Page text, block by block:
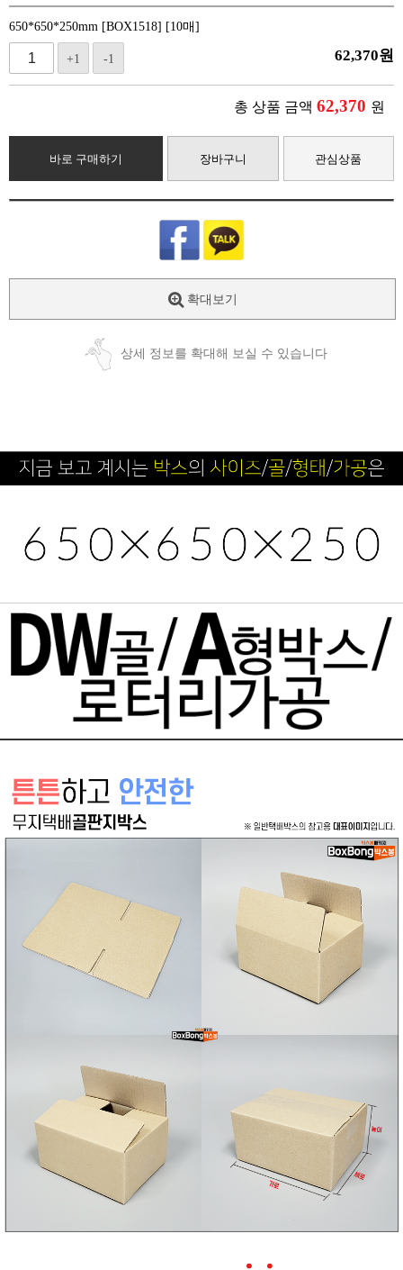
650*650*250mm [BOX1518] [10매]
+1 -1 62,370원
총 상품 금액 62,370 원
바로 구매하기 장바구니 관심상품
확대보기
상세 정보를 확대해 보실 수 있습니다